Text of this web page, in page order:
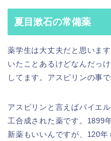
夏目漱石の常備薬
薬学生は大丈夫だと思いま
いたことあるけどなんだっ
してます。アスピリンの事で
アスピリンと言えばバイエ
工合成された薬です。1899
新薬もいいんですが、120